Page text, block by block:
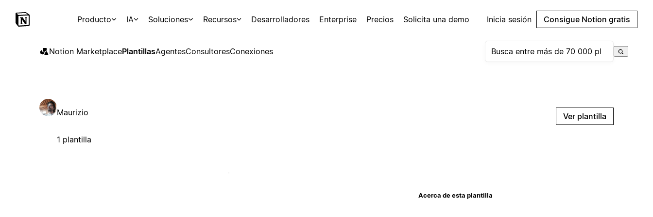
Producto IA Soluciones Recursos Desarrolladores Enterprise Precios Solicita una demo Inicia sesión Consigue Notion gratis
Notion MarketplacePlantillasAgentesConsultoresConexiones
Maurizio
1 plantilla
Ver plantilla
Acerca de esta plantilla